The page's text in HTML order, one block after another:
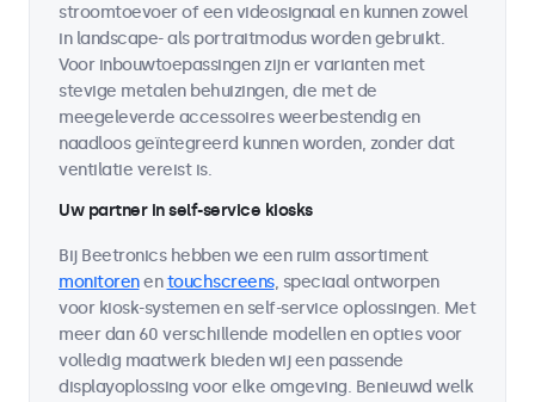
stroomtoevoer of een videosignaal en kunnen zowel
in landscape- als portraitmodus worden gebruikt.
Voor inbouwtoepassingen zijn er varianten met
stevige metalen behuizingen, die met de
meegeleverde accessoires weerbestendig en
naadloos geïntegreerd kunnen worden, zonder dat
ventilatie vereist is.
Uw partner in self-service kiosks
Bij Beetronics hebben we een ruim assortiment
monitorenentouchscreens, speciaal ontworpen
voor kiosk-systemen en self-service oplossingen. Met
meer dan 60 verschillende modellen en opties voor
volledig maatwerk bieden wij een passende
displayoplossing voor elke omgeving. Benieuwd welk